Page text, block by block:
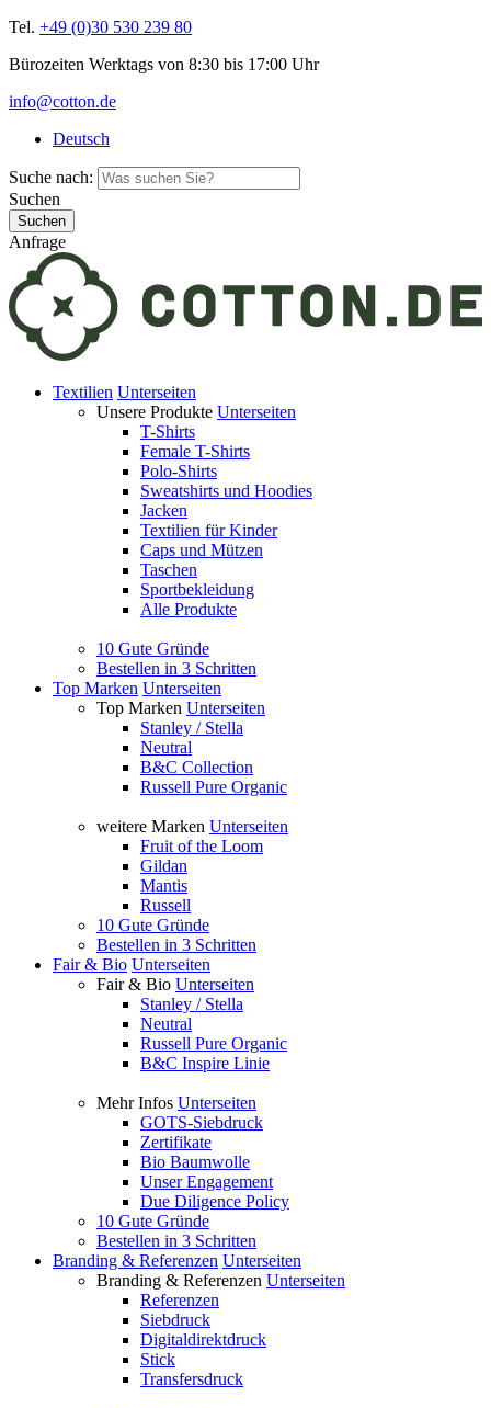
Tel. +49 (0)30 530 239 80
Bürozeiten Werktags von 8:30 bis 17:00 Uhr
info@cotton.de
Deutsch
Suche nach:
Suchen
Anfrage
Textilien Unterseiten
Unsere Produkte Unterseiten
T-Shirts
Female T-Shirts
Polo-Shirts
Sweatshirts und Hoodies
Jacken
Textilien für Kinder
Caps und Mützen
Taschen
Sportbekleidung
Alle Produkte
10 Gute Gründe
Bestellen in 3 Schritten
Top Marken Unterseiten
Top Marken Unterseiten
Stanley / Stella
Neutral
B&C Collection
Russell Pure Organic
weitere Marken Unterseiten
Fruit of the Loom
Gildan
Mantis
Russell
10 Gute Gründe
Bestellen in 3 Schritten
Fair & Bio Unterseiten
Fair & Bio Unterseiten
Stanley / Stella
Neutral
Russell Pure Organic
B&C Inspire Linie
Mehr Infos Unterseiten
GOTS-Siebdruck
Zertifikate
Bio Baumwolle
Unser Engagement
Due Diligence Policy
10 Gute Gründe
Bestellen in 3 Schritten
Branding & Referenzen Unterseiten
Branding & Referenzen Unterseiten
Referenzen
Siebdruck
Digitaldirektdruck
Stick
Transfersdruck